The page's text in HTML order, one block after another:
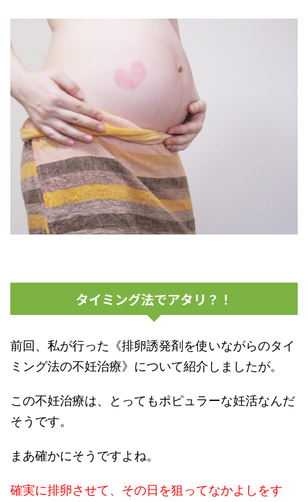
タイミング法でアタリ？！
前回、私が行った 《排卵誘発剤を使いながらのタイ
ミング法の不妊治療》 について紹介しましたが。
この不妊治療は、とってもポピュラーな妊活なんだ
そうです。
まあ確かにそうですよね。
確実に排卵させて、その日を狙ってなかよしをす